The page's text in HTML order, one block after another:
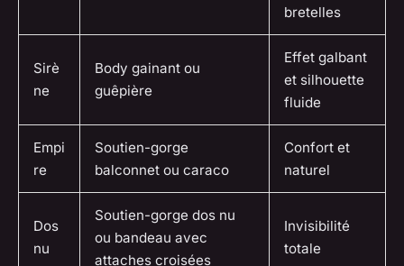
bretelles
Sirè
ne
Body gainant ou
guêpière
Effet galbant
et silhouette
fluide
Empi
re
Soutien-gorge
balconnet ou caraco
Confort et
naturel
Dos
nu
Soutien-gorge dos nu
ou bandeau avec
attaches croisées
Invisibilité
totale